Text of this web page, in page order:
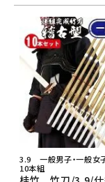
3.9 一般男子・一般
10本組